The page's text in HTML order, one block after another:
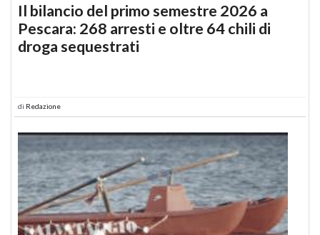
Il bilancio del primo semestre 2026 a
Pescara: 268 arresti e oltre 64 chili di
droga sequestrati
di Redazione